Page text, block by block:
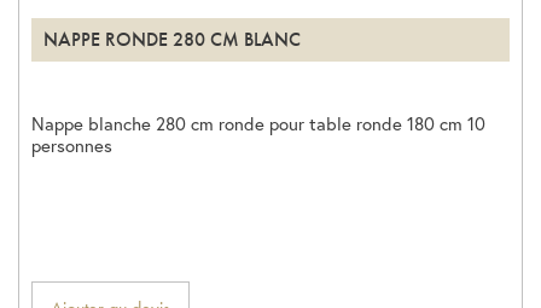
NAPPE RONDE 280 CM BLANC
Nappe blanche 280 cm ronde pour table ronde 180 cm 10
personnes